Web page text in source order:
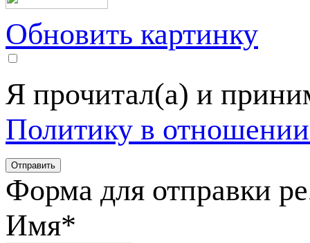
Обновить картинку
Я прочитал(а) и
Политику в
Форма для отправки
Имя*